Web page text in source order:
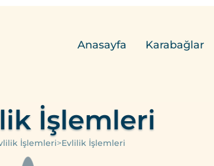
Anasayfa Karabağlar
İşlemleri
İşlemleri>Evlilik İşlemleri